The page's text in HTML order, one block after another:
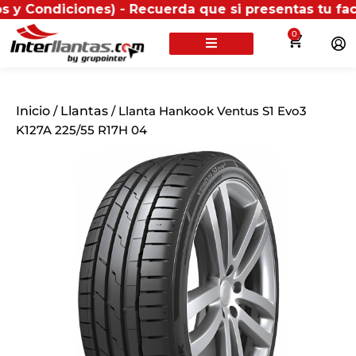
- Recuerda que si presentas tu factura
0
Inicio / Llantas / Llanta Hankook Ventus S1 Evo3
K127A 225/55 R17H 04